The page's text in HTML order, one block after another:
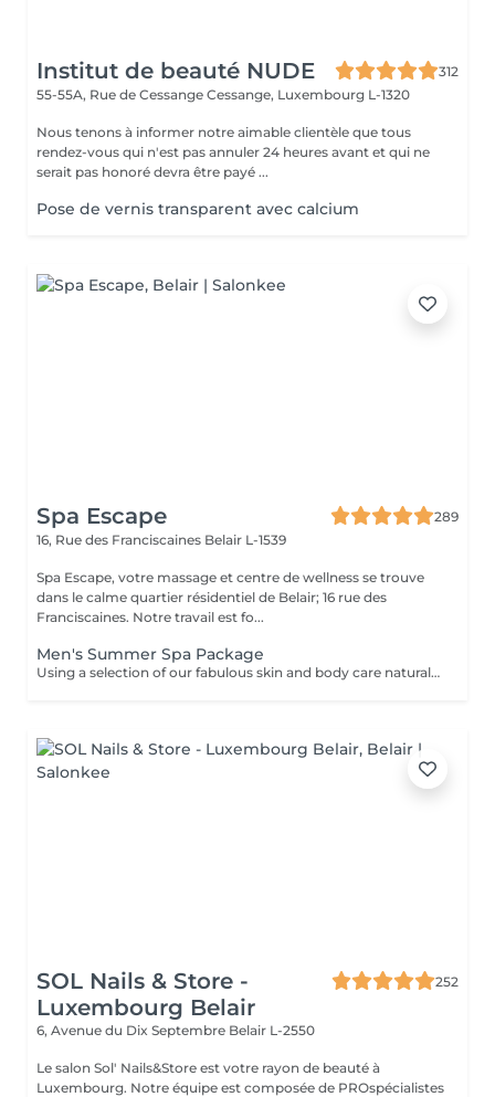
Institut de beauté NUDE
312
55-55A, Rue de Cessange Cessange, Luxembourg L-1320
Nous tenons à informer notre aimable clientèle que tous
rendez-vous qui n'est pas annuler 24 heures avant et qui ne
serait pas honoré devra être payé ...
Pose de vernis transparent avec calcium
Spa Escape
289
16, Rue des Franciscaines Belair L-1539
Spa Escape, votre massage et centre de wellness se trouve
dans le calme quartier résidentiel de Belair; 16 rue des
Franciscaines. Notre travail est fo...
Men's Summer Spa Package
Using a selection of our fabulous skin and body care natural and organic products, we provide you with a Kanzu foot bath and massage while you sip on a thyme and cucumber Sparkling Water concoction (optional). Then feel the tension and stress melt away from your face, neck, shoulders and scalp as you lay back and experience an upper body massage followed by an intoxicating, hot-towel face treatment ending with a calming hair and scalp massage.
SOL Nails & Store -
Luxembourg Belair
252
6, Avenue du Dix Septembre Belair L-2550
Le salon Sol' Nails&Store est votre rayon de beauté à
Luxembourg. Notre équipe est composée de PROspécialistes